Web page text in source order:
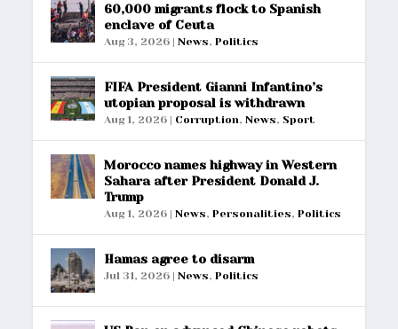
60,000 migrants flock to Spanish
enclave of Ceuta
Aug 3, 2026 |News,Politics
FIFA President Gianni Infantino’s
utopian proposal is withdrawn
Aug 1, 2026 | Corruption,News, Sport
Morocco names highway in Western
Sahara after President Donald J.
Trump
Aug 1, 2026 |News,Personalities,Politics
Hamas agree to disarm
Jul 31, 2026 |News,Politics